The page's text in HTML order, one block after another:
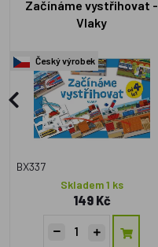
Začínáme vystřihovat -
Vlaky
Český výrobek
BX337
Skladem 1 ks
149 Kč